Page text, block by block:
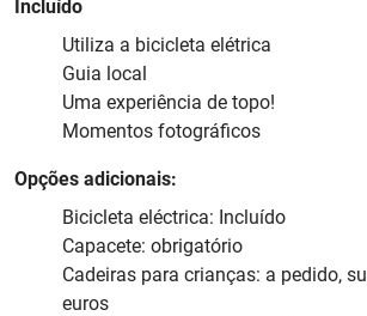
Incluído
Utiliza a bicicleta elétrica
Guia local
Uma experiência de topo!
Momentos fotográficos
Opções adicionais:
Bicicleta eléctrica: Incluído
Capacete: obrigatório
Cadeiras para crianças: a pedido,
euros